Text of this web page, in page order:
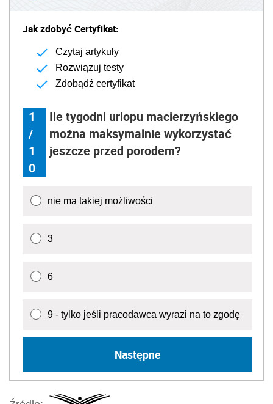
Jak zdobyć Certyfikat:
Czytaj artykuły
Rozwiązuj testy
Zdobądź certyfikat
1
/
1
0
Ile tygodni urlopu macierzyńskiego
można maksymalnie wykorzystać
jeszcze przed porodem?
nie ma takiej możliwości
3
6
9 - tylko jeśli pracodawca wyrazi na to zgodę
Następne